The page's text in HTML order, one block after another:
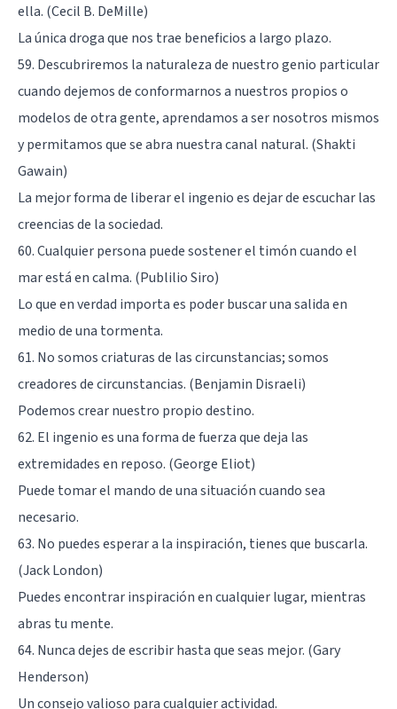
ella. (Cecil B. DeMille)
La única droga que nos trae beneficios a largo plazo.
59. Descubriremos la naturaleza de nuestro genio particular
cuando dejemos de conformarnos a nuestros propios o
modelos de otra gente, aprendamos a ser nosotros mismos
y permitamos que se abra nuestra canal natural. (Shakti
Gawain)
La mejor forma de liberar el ingenio es dejar de escuchar las
creencias de la sociedad.
60. Cualquier persona puede sostener el timón cuando el
mar está en calma. (Publilio Siro)
Lo que en verdad importa es poder buscar una salida en
medio de una tormenta.
61. No somos criaturas de las circunstancias; somos
creadores de circunstancias. (Benjamin Disraeli)
Podemos crear nuestro propio destino.
62. El ingenio es una forma de fuerza que deja las
extremidades en reposo. (George Eliot)
Puede tomar el mando de una situación cuando sea
necesario.
63. No puedes esperar a la inspiración, tienes que buscarla.
(Jack London)
Puedes encontrar inspiración en cualquier lugar, mientras
abras tu mente.
64. Nunca dejes de escribir hasta que seas mejor. (Gary
Henderson)
Un consejo valioso para cualquier actividad.